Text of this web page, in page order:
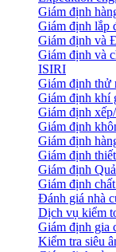
Giám định
Giám định lắp
Giám định và
Giám định và
ISIRI
Giám định thử
Giám định khí
Giám định
Giám định
Giám định
Giám định
Giám định
Giám định
Đánh giá nhà
Dịch vụ kiểm
Giám định gia
Kiểm tra siêu